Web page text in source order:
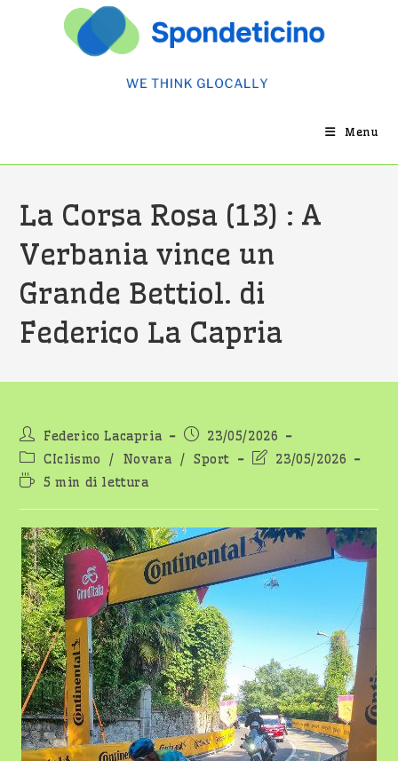
Menu
La Corsa Rosa (13) : A
Verbania vince un
Grande Bettiol. di
Federico La Capria
Autore
dell'articolo:
Federico Lacapria
Articolo
pubblicato:
23/05/2026
Categoria
dell'articolo:
CIclismo / Novara / Sport
Ultima23/05/2026
Tempo
lettura:
5 min di lettura